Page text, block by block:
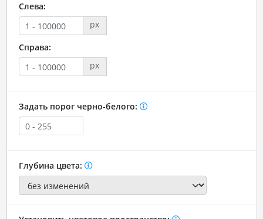
Слева:
px
Справа:
px
Задать порог черно-белого:
Глубина цвета: